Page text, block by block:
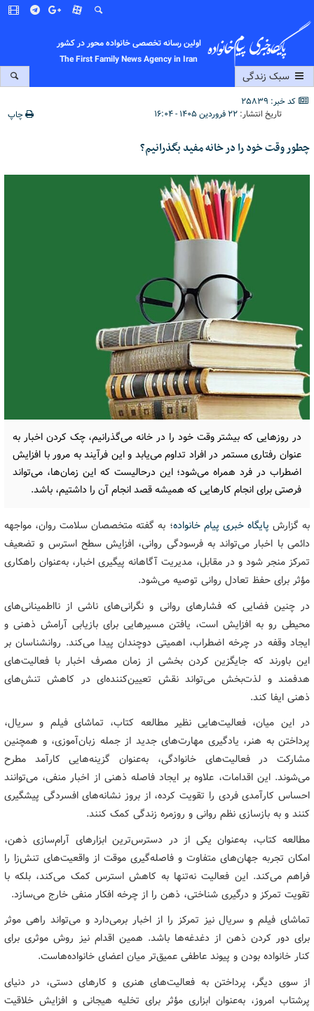
اولین رسانه تخصصی خانواده محور در کشور
The First Family News Agency in Iran
سبک زندگی
کد خبر: 25839
تاریخ انتشار:۲۲ فروردین ۱۴۰۵ - ۱۶:۰۴ چاپ
چطور وقت خود را در خانه مفید بگذرانیم؟
در روزهایی که بیشتر وقت خود را در خانه می‌گذرانیم، چک کردن اخبار به
عنوان رفتاری مستمر در افراد تداوم می‌یابد و این فرآیند به مرور با افزایش
اضطراب در فرد همراه می‌شود؛ این درحالیست که این زمان‌ها، می‌تواند
فرصتی برای انجام کارهایی که همیشه قصد انجام آن را داشتیم، باشد.
به گزارش پایگاه خبری پیام خانواده؛ به گفته متخصصان سلامت روان، مواجهه
دائمی با اخبار می‌تواند به فرسودگی روانی، افزایش سطح استرس و تضعیف
تمرکز منجر شود و در مقابل، مدیریت آگاهانه پیگیری اخبار، به‌عنوان راهکاری
مؤثر برای حفظ تعادل روانی توصیه می‌شود.
در چنین فضایی که فشارهای روانی و نگرانی‌های ناشی از نااطمینانی‌های
محیطی رو به افزایش است، یافتن مسیرهایی برای بازیابی آرامش ذهنی و
ایجاد وقفه در چرخه اضطراب، اهمیتی دوچندان پیدا می‌کند. روانشناسان بر
این باورند که جایگزین کردن بخشی از زمان مصرف اخبار با فعالیت‌های
هدفمند و لذت‌بخش می‌تواند نقش تعیین‌کننده‌ای در کاهش تنش‌های
ذهنی ایفا کند.
در این میان، فعالیت‌هایی نظیر مطالعه کتاب، تماشای فیلم و سریال،
پرداختن به هنر، یادگیری مهارت‌های جدید از جمله زبان‌آموزی، و همچنین
مشارکت در فعالیت‌های خانوادگی، به‌عنوان گزینه‌هایی کارآمد مطرح
می‌شوند. این اقدامات، علاوه بر ایجاد فاصله ذهنی از اخبار منفی، می‌توانند
احساس کارآمدی فردی را تقویت کرده، از بروز نشانه‌های افسردگی پیشگیری
کنند و به بازسازی نظم روانی و روزمره زندگی کمک کنند.
مطالعه کتاب، به‌عنوان یکی از در دسترس‌ترین ابزارهای آرام‌سازی ذهن،
امکان تجربه جهان‌های متفاوت و فاصله‌گیری موقت از واقعیت‌های تنش‌زا را
فراهم می‌کند. این فعالیت نه‌تنها به کاهش استرس کمک می‌کند، بلکه با
تقویت تمرکز و درگیری شناختی، ذهن را از چرخه افکار منفی خارج می‌سازد.
تماشای فیلم و سریال نیز تمرکز را از اخبار برمی‌دارد و می‌تواند راهی موثر
برای دور کردن ذهن از دغدغه‌ها باشد. همین اقدام نیز روش موثری برای
کنار خانواده بودن و پیوند عاطفی عمیق‌تر میان اعضای خانواده‌هاست.
از سوی دیگر، پرداختن به فعالیت‌های هنری و کارهای دستی، در دنیای
پرشتاب امروز، به‌عنوان ابزاری مؤثر برای تخلیه هیجانی و افزایش خلاقیت